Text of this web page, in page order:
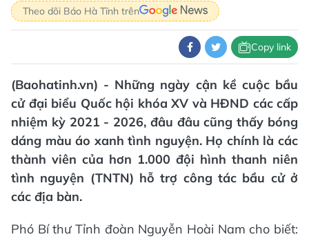
Theo dõi Báo Hà Tĩnh trên
Copy link
(Baohatinh.vn) - Những ngày cận kề cuộc bầu
cử đại biểu Quốc hội khóa XV và HĐND các cấp
nhiệm kỳ 2021 - 2026, đâu đâu cũng thấy bóng
dáng màu áo xanh tình nguyện. Họ chính là các
thành viên của hơn 1.000 đội hình thanh niên
tình nguyện (TNTN) hỗ trợ công tác bầu cử ở
các địa bàn.
Phó Bí thư Tỉnh đoàn Nguyễn Hoài Nam cho biết: